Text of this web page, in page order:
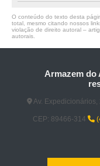
O conteúdo do texto desta
total, mesmo citando nossos
violação de direito autoral –
autorais
Armazem do
Av.
CEP: 89466-314